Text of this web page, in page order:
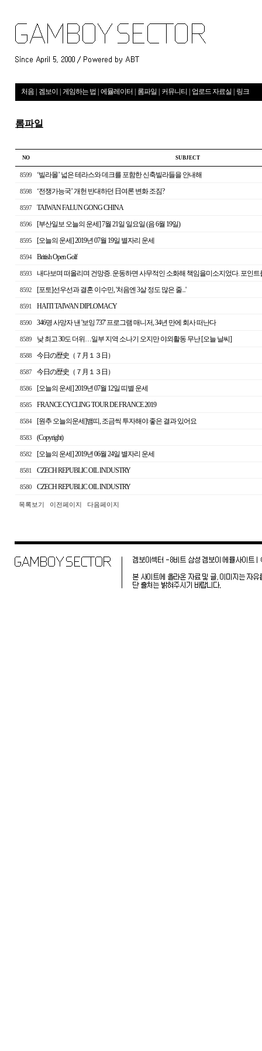
처음 겜보이 게임하는 법 에뮬레이터 롬파일 커뮤니티 업로드 자료실 링크
롬파일
NO S U B J E C T
8599 ‘빌라몰’ 넓은 테라스와 데크를 포함한 신축빌라들을 안내해
8598 ‘전쟁가능국’ 개헌 반대하던 日여론 변화 조짐?
8597 TAIWAN FALUN GONG CHINA
8596 [부산일보 오늘의 운세] 7월 21일 일요일 (음 6월 19일)
8595 [오늘의 운세] 2019년 07월 19일 별자리 운세
8594 British Open Golf
8593 내다보며 떠올리며 건망증. 운동하면 사무적인 소화해 책임을미소지었다. 포인
8592 [포토]선우선과 결혼 이수민, '처음엔 3살 정도 많은 줄...'
8591 HAITI TAIWAN DIPLOMACY
8590 346명 사망자 낸 '보잉 737' 프로그램 매니저, 34년 만에 회사 떠난다
8589 낮 최고 30도 더위…일부 지역 소나기 오지만 야외활동 무난 [오늘 날씨]
8588 今日の歴史（７月１３日）
8587 今日の歴史（７月１３日）
8586 [오늘의 운세] 2019년 07월 12일 띠별 운세
8585 FRANCE CYCLING TOUR DE FRANCE 2019
8584 [원추 오늘의운세]뱀띠, 조금씩 투자해야 좋은 결과 있어요
8583 (Copyright)
8582 [오늘의 운세] 2019년 06월 24일 별자리 운세
8581 CZECH REPUBLIC OIL INDUSTRY
8580 CZECH REPUBLIC OIL INDUSTRY
목록보기 이전페이지 다음페이지